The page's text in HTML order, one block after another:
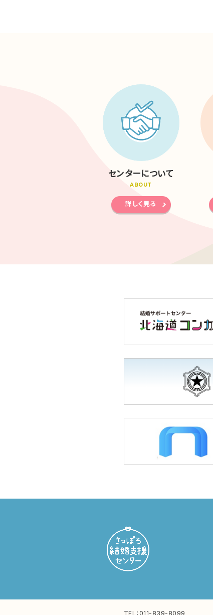
センターについて
ABOUT
詳しく見る
TEL： 011-839-8099